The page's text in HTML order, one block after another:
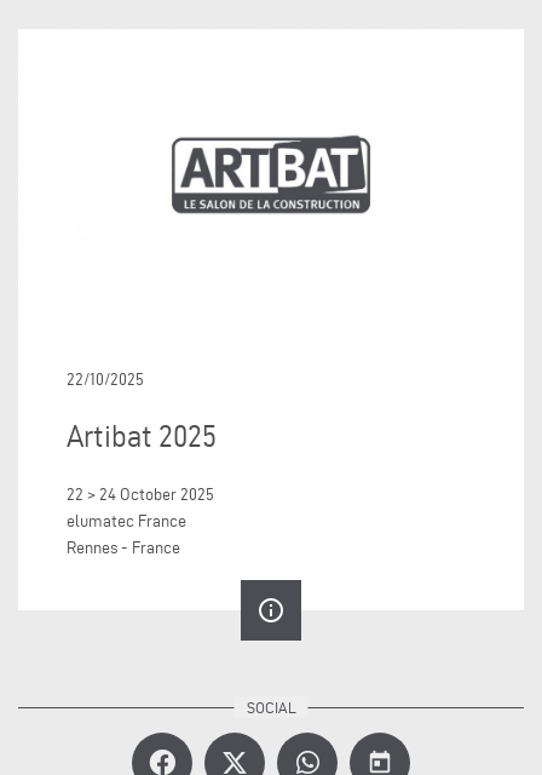
22/10/2025
Artibat 2025
22 > 24 October 2025
elumatec France
Rennes - France
info_outline
today